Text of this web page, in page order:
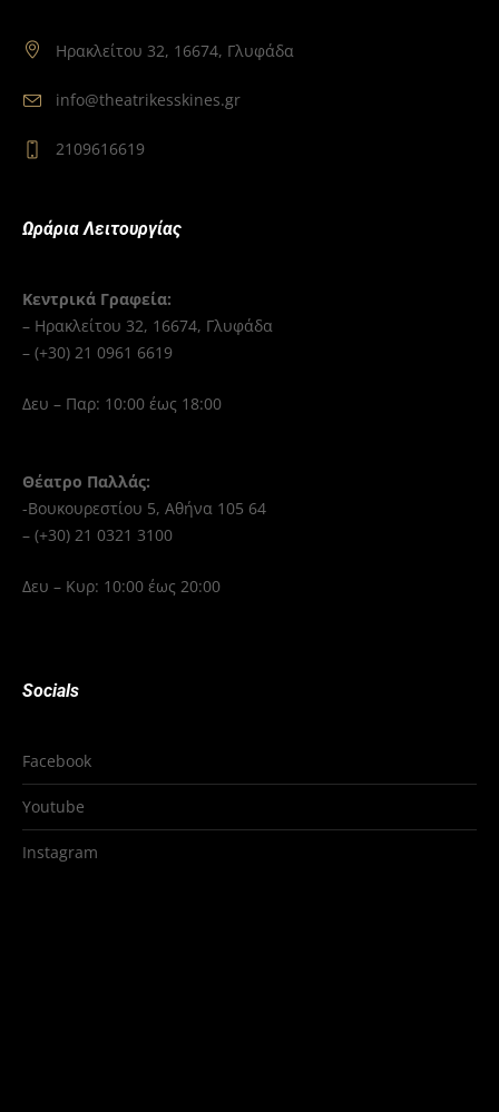
Ηρακλείτου 32, 16674, Γλυφάδα
info@theatrikesskines.gr
2109616619
Ωράρια Λειτουργίας
Κεντρικά Γραφεία:
– Ηρακλείτου 32, 16674, Γλυφάδα
– (+30) 21 0961 6619
Δευ – Παρ: 10:00 έως 18:00
Θέατρο Παλλάς:
-Βουκουρεστίου 5, Αθήνα 105 64
– (+30) 21 0321 3100
Δευ – Κυρ: 10:00 έως 20:00
Socials
Facebook
Youtube
Instagram